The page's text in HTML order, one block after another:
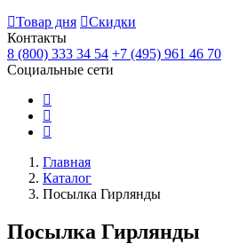
Товар дня
Скидки
Контакты
8 (800) 333 34 54 +7 (495) 961 46 70
Социальные сети
Главная
Каталог
Посылка Гирлянды
Посылка Гирлянды